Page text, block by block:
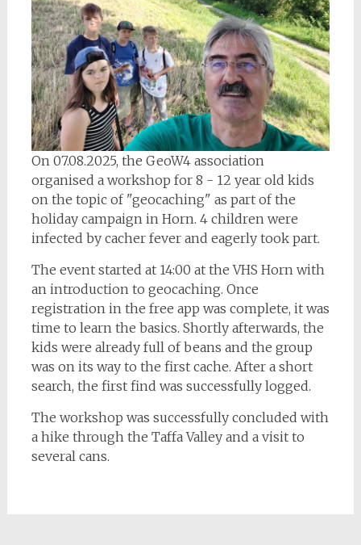
On 07.08.2025, the GeoW4 association
organised a workshop for 8 - 12 year old kids
on the topic of "geocaching" as part of the
holiday campaign in Horn. 4 children were
infected by cacher fever and eagerly took part.
The event started at 14:00 at the VHS Horn with
an introduction to geocaching. Once
registration in the free app was complete, it was
time to learn the basics. Shortly afterwards, the
kids were already full of beans and the group
was on its way to the first cache. After a short
search, the first find was successfully logged.
The workshop was successfully concluded with
a hike through the Taffa Valley and a visit to
several cans.